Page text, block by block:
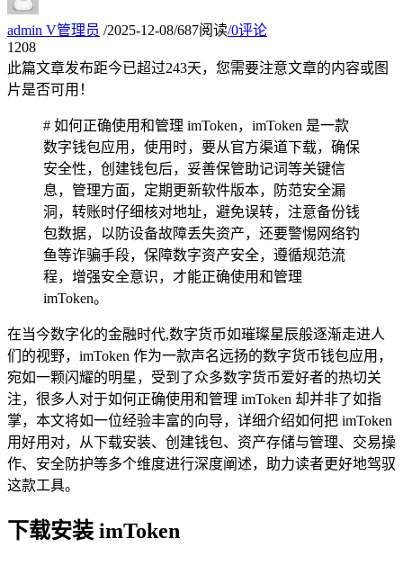
admin V管理员 /2025-12-08/687阅读/0评论
1208
此篇文章发布距今已超过243天，您需要注意文章的内容或图
片是否可用！
# 如何正确使用和管理 imToken，imToken 是一款
数字钱包应用，使用时，要从官方渠道下载，确保
安全性，创建钱包后，妥善保管助记词等关键信
息，管理方面，定期更新软件版本，防范安全漏
洞，转账时仔细核对地址，避免误转，注意备份钱
包数据，以防设备故障丢失资产，还要警惕网络钓
鱼等诈骗手段，保障数字资产安全，遵循规范流
程，增强安全意识，才能正确使用和管理
imToken。
在当今数字化的金融时代,数字货币如璀璨星辰般逐渐走进人
们的视野，imToken 作为一款声名远扬的数字货币钱包应用，
宛如一颗闪耀的明星，受到了众多数字货币爱好者的热切关
注，很多人对于如何正确使用和管理 imToken 却并非了如指
掌，本文将如一位经验丰富的向导，详细介绍如何把 imToken
用好用对，从下载安装、创建钱包、资产存储与管理、交易操
作、安全防护等多个维度进行深度阐述，助力读者更好地驾驭
这款工具。
下载安装 imToken